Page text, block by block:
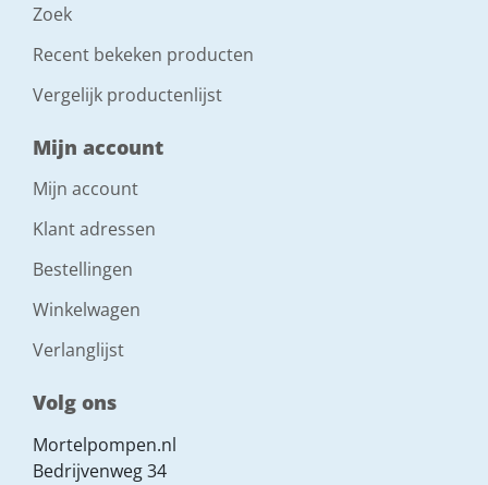
Zoek
Recent bekeken producten
Vergelijk productenlijst
Mijn account
Mijn account
Klant adressen
Bestellingen
Winkelwagen
Verlanglijst
Volg ons
Mortelpompen.nl
Bedrijvenweg 34